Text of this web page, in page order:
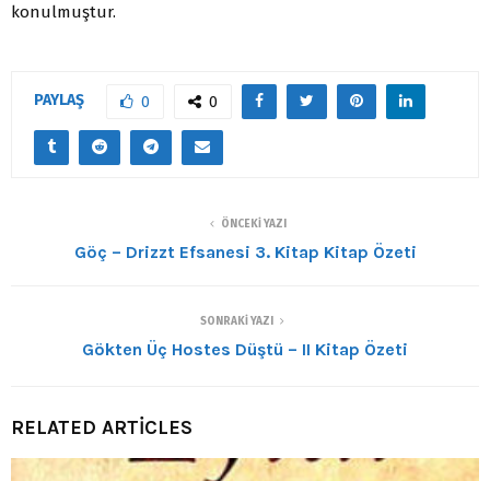
konulmuştur.
PAYLAŞ 0 0
ÖNCEKI YAZI
Göç – Drizzt Efsanesi 3. Kitap Kitap Özeti
SONRAKI YAZI
Gökten Üç Hostes Düştü – II Kitap Özeti
RELATED ARTICLES